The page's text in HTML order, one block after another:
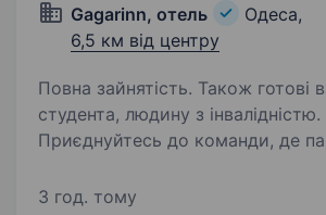
Gagarinn, отель
Одеса,
6,5 км від центру
Повна зайнятість. Також готові
студента, людину з інвалідністю.
Приєднуйтесь до команди, де
навички спілкування Gagarinn Kids— це перше
3 год. тому